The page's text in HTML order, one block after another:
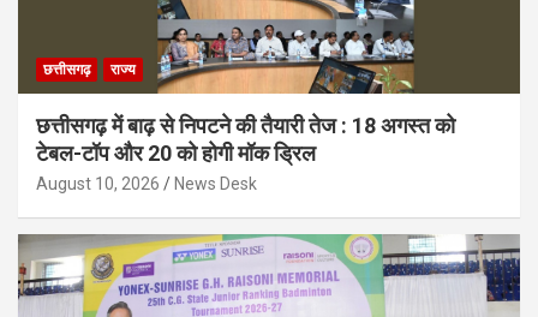
छत्तीसगढ़ राज्य
छत्तीसगढ़ में बाढ़ से निपटने की तैयारी तेज : 18 अगस्त को
टेबल-टॉप और 20 को होगी मॉक ड्रिल
August 10, 2026 News Desk